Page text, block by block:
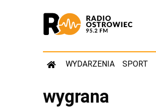
WYDARZENIA SPORT
wygrana